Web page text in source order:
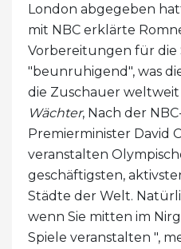
London abgegeben
mit NBC erklärte
Vorbereitungen für die
"beunruhigend", was
die Zuschauer
Wächter, Nach der
Premierminister David
veranstalten
geschäftigsten,
Städte der Welt.
wenn Sie mitten im
Spiele veranstalten ",